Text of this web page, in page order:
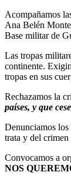
Acompañamos
Ana Belén
Base militar de
Las tropas
continente.
tropas en sus
Rechazamos la
países, y que
Denunciamos los
trata y del crimen
Convocamos a
NOS